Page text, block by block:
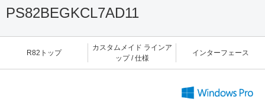
PS82BEGKCL7AD11
R82トップ
カスタムメイド ラインア
ップ / 仕様
インターフェース